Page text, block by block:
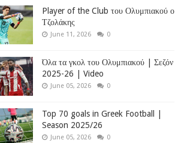
Player of the Club του Ολυμπιακού ο
Τζολάκης
June 11, 2026 0
Όλα τα γκολ του Ολυμπιακού | Σεζόν
2025-26 | Video
June 05, 2026 0
Top 70 goals in Greek Football |
Season 2025/26
June 05, 2026 0